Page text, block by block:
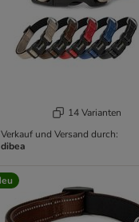
14 Varianten
Verkauf und Versand durch:
dibea